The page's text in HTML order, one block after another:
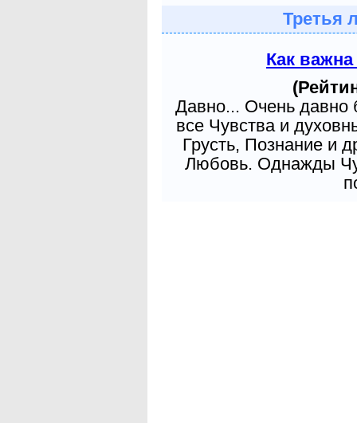
Третья
Как
Давно... Очень давно
все Чувства и
Грусть, Познание и
Любовь. Однажды